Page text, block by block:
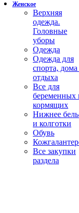
Женское
Верхняя
одежда.
Головные
уборы
Одежда
Одежда для
спорта,
отдыха
Все для
беременных
кормящих
Нижнее
и колготки
Обувь
Все закупки
раздела